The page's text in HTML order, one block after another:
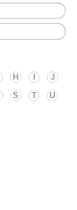
H J
S T U